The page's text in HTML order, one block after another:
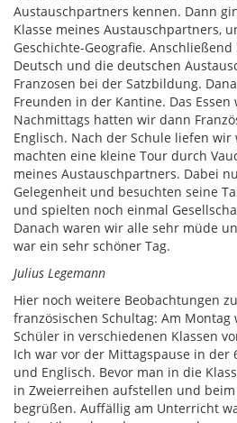
Austauschpartners kennen. Dann
Klasse meines Austauschpartners,
Geschichte-Geografie.
Deutsch und die deutschen
Franzosen bei der Satzbildung.
Freunden in der Kantine. Das Essen
Nachmittags hatten wir dann
Englisch. Nach der Schule liefen
machten eine kleine Tour durch
meines Austauschpartners. Dabei
Gelegenheit und besuchten seine
und spielten noch einmal
Danach waren wir alle sehr müde
war ein sehr schöner Tag.
Julius Legemann
Hier noch weitere Beobachtungen
französischen Schultag: Am
Schüler in verschiedenen Klassen
Ich war vor der Mittagspause in der
und Englisch. Bevor man in die
in Zweierreihen aufstellen und
begrüßen. Auffällig am Unterricht